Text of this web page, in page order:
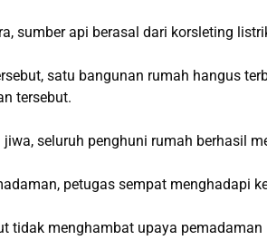
sumber api berasal dari korsleting
satu bangunan rumah hangus
tersebut.
seluruh penghuni rumah berhasil
petugas sempat menghadapi
tidak menghambat upaya